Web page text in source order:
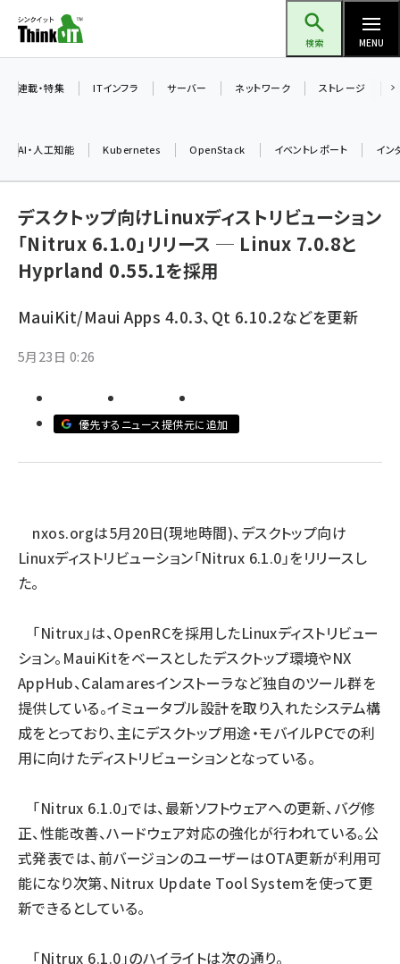
ン
ツ
検索 MENU
加藤銘のチーム貢献～仲間と築いた勝利の絆～ (2329)
iot女子会 (2295)
genai (1494)
abc123 (1371)
ai crunch (1365)
連載・特集 ITインフラ サーバー ネットワーク ストレージ
AI・人工知能 Kubernetes OpenStack イベントレポート イン
デスクトップ向けLinuxディストリビューション
「Nitrux 6.1.0」リリース ─ Linux 7.0.8と
Hyprland 0.55.1を採用
MauiKit/Maui Apps 4.0.3、Qt 6.10.2などを更新
5月23日 0:26
優先するニュース提供元に追加
nxos.orgは5月20日(現地時間)、デスクトップ向け
Linuxディストリビューション「Nitrux 6.1.0」をリリースし
た。
「Nitrux」は、OpenRCを採用したLinuxディストリビュー
ション。MauiKitをベースとしたデスクトップ環境やNX
AppHub、Calamaresインストーラなど独自のツール群を
提供している。イミュータブル設計を取り入れたシステム構
成をとっており、主にデスクトップ用途・モバイルPCでの利
用に向けたディストリビューションとなっている。
「Nitrux 6.1.0」では、最新ソフトウェアへの更新、バグ修
正、性能改善、ハードウェア対応の強化が行われている。公
式発表では、前バージョンのユーザーはOTA更新が利用可
能になり次第、Nitrux Update Tool Systemを使って更
新できるとしている。
「Nitrux 6.1.0」のハイライトは次の通り。